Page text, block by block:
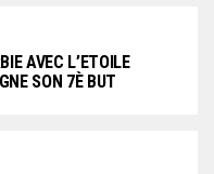
AVEC L’ETOILE
SON 7È BUT